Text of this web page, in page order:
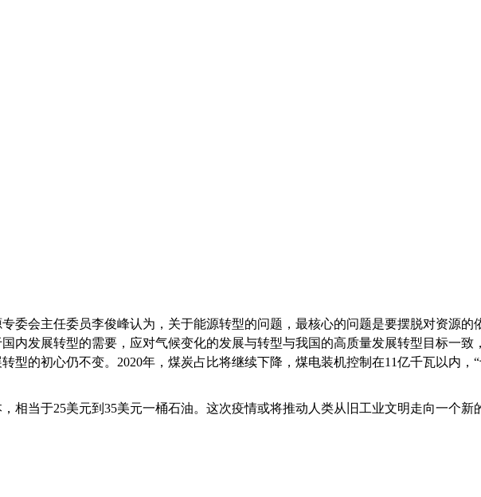
委会主任委员李俊峰认为， 关于能源转型的问题，最核心的问题是要摆脱对资源的
内发展转型的需要，应对气候变化的发展与转型与我国的高质量发展转型目标一致
型的初心仍不变。2020年，煤炭占比将继续下降，煤电装机控制在11亿千瓦以内，
相当于25美元到35美元一桶石油。这次疫情或将推动人类从旧工业文明走向一个新